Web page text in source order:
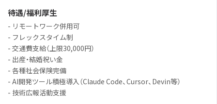
待遇/福利厚生
- リモートワーク併用可
- フレックスタイム制
- 交通費支給（上限30,000円）
- 出産・結婚祝い金
- 各種社会保険完備
- AI開発ツール積極導入（Claude Code、Cursor、Devin等）
- 技術広報活動支援